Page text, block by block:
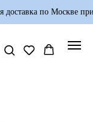
доставка по Москве